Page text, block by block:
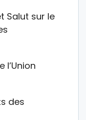
Salut sur le
l’Union
des